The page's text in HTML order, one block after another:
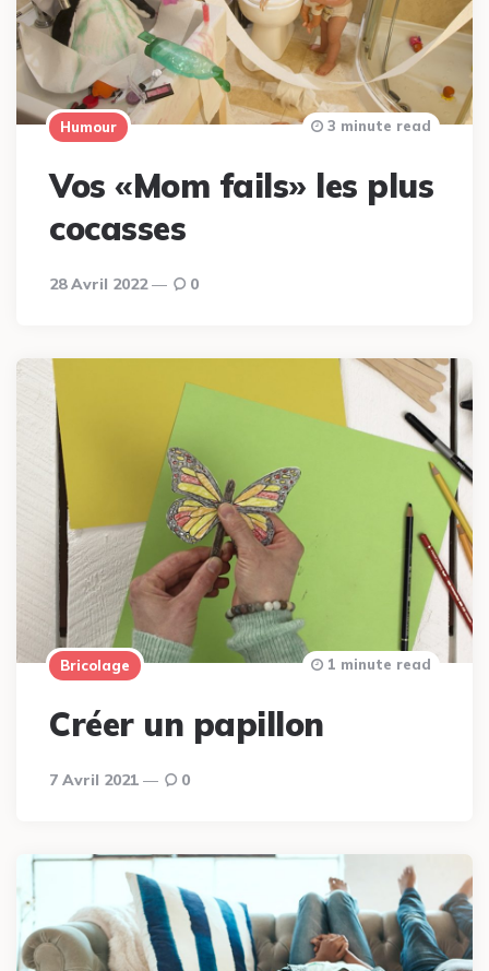
Humour
Vos «Mom fails» les plus
cocasses
28 Avril 2022
3 minute read
0
Bricolage
Créer un papillon
7 Avril 2021
1 minute read
0